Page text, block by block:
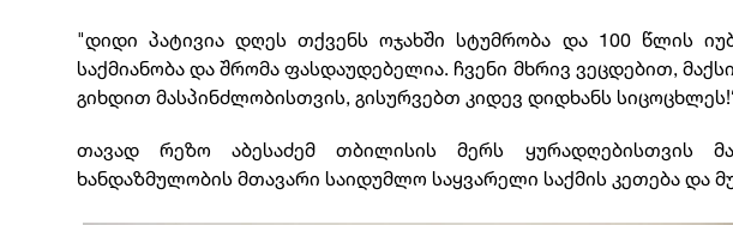
"დიდი პატივია დღეს თქვენს ოჯახში სტუმრობა და 100 წლის
საქმიანობა და შრომა ფასდაუდებელია. ჩვენი მხრივ ვეცდებით,
გიხდით მასპინძლობისთვის, გისურვებთ კიდევ დიდხანს
თავად რეზო აბესაძემ თბილისის მერს ყურადღებისთვის
ხანდაზმულობის მთავარი საიდუმლო საყვარელი საქმის კეთება და